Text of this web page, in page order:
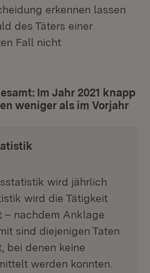
erkennen lassen
des Täters einer
Fall nicht
Im Jahr 2021 knapp
weniger als im Vorjahr
wird jährlich
wird die Tätigkeit
– nachdem Anklage
sind diejenigen Taten
bei denen keine
werden konnten.